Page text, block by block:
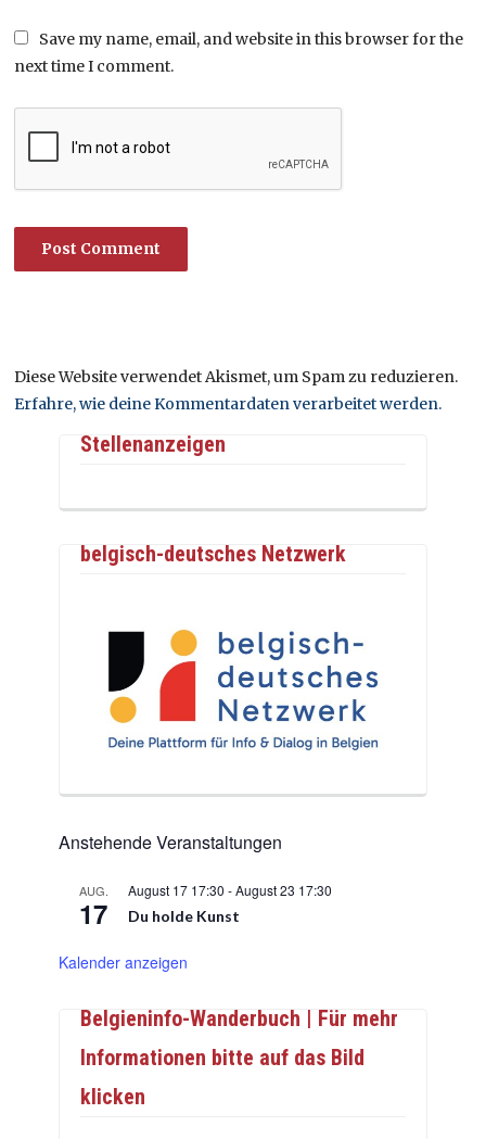
Save my name, email, and website in this browser for the
next time I comment.
Diese Website verwendet Akismet, um Spam zu reduzieren.
Erfahre, wie deine Kommentardaten verarbeitet werden.
Stellenanzeigen
belgisch-deutsches Netzwerk
Anstehende Veranstaltungen
AUG.
17
August 17 17:30 -August 23 17:30
Du holde Kunst
Kalender anzeigen
Belgieninfo-Wanderbuch | Für mehr
Informationen bitte auf das Bild
klicken